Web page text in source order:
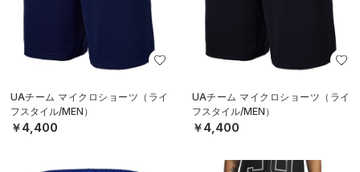
UAチーム マイクロショーツ（ライ
フスタイル/MEN）
￥4,400
UAチーム マイクロショーツ（ライ
フスタイル/MEN）
￥4,400